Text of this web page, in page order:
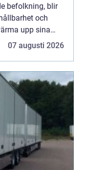
befolkning, blir
och
upp sina
07 augusti 2026